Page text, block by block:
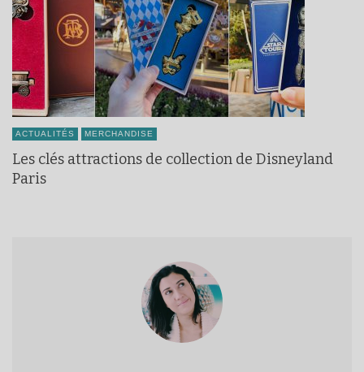
ACTUALITÉS MERCHANDISE
Les clés attractions de collection de Disneyland
Paris